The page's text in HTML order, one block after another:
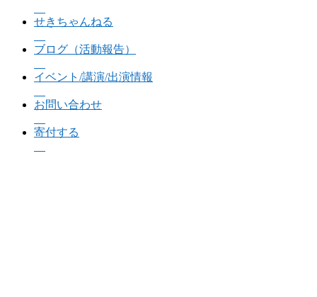
せきちゃんねる
ブログ（活動報告）
イベント/講演/出演情報
お問い合わせ
寄付する